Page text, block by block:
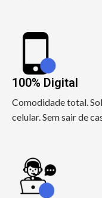
100% Digital
Comodidade total.
celular. Sem sair de